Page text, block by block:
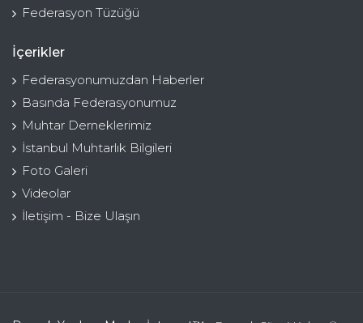
Federasyon Tüzüğü
İçerikler
Federasyonumuzdan Haberler
Basında Federasyonumuz
Muhtar Derneklerimiz
İstanbul Muhtarlık Bilgileri
Foto Galeri
Videolar
İletişim - Bize Ulaşın